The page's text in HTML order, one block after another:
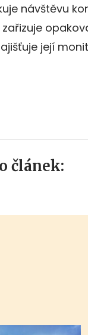
návštěvu
zařizuje
její
článek: